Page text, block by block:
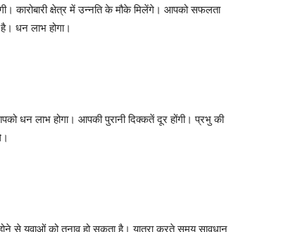
कारोबारी क्षेत्र में उन्नति के मौके मिलेंगे। आपको सफलता
धन लाभ होगा।
धन लाभ होगा। आपकी पुरानी दिक्कतें दूर होंगी। प्रभु की
से युवाओं को तनाव हो सकता है। यात्रा करते समय सावधान